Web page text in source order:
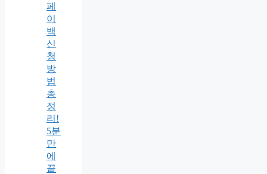
페
이
백
신
청
방
법
총
정
리!
5분
만
에
끝